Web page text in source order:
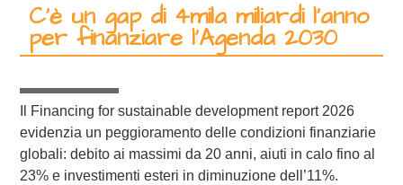
C’è un gap di 4mila miliardi l’anno
per finanziare l’Agenda 2030
Il Financing for sustainable development report 2026
evidenzia un peggioramento delle condizioni finanziarie
globali: debito ai massimi da 20 anni, aiuti in calo fino al
23% e investimenti esteri in diminuzione dell’11%.